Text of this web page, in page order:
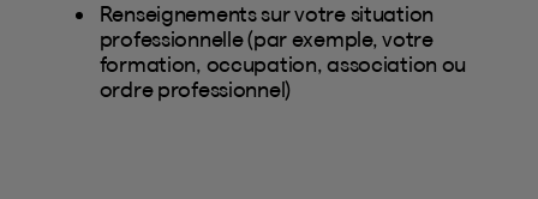
Renseignements sur votre situation
professionnelle (par exemple, votre
formation, occupation, association ou
ordre professionnel)